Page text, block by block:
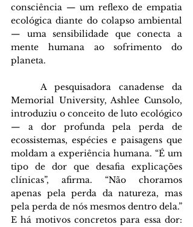
consciência — um reflexo de empatia
ecológica diante do colapso ambiental
— uma sensibilidade que conecta a
mente humana ao sofrimento do
planeta.
Memorial University, Ashlee Cunsolo,
introduziu o conceito de luto ecológico
— a dor profunda pela perda de
ecossistemas, espécies e paisagens que
moldam a experiência humana. “É um
tipo de dor que desafia explicações
clínicas”, afirma. “Não choramos
apenas pela perda da natureza, mas
pela perda de nós mesmos dentro dela.”
E há motivos concretos para essa dor: